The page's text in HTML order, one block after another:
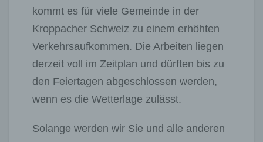
kommt es für viele Gemeinde in der
Kroppacher Schweiz zu einem erhöhten
Verkehrsaufkommen. Die Arbeiten liegen
derzeit voll im Zeitplan und dürften bis zu
den Feiertagen abgeschlossen werden,
wenn es die Wetterlage zulässt.
Solange werden wir Sie und alle anderen